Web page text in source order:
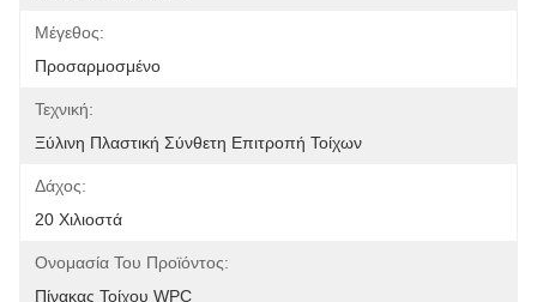
Μέγεθος:
Προσαρμοσμένο
Τεχνική:
Ξύλινη Πλαστική Σύνθετη Επιτροπή Τοίχων
Δάχος:
20 Χιλιοστά
Ονομασία Του Προϊόντος:
Πίνακας Τοίχου WPC